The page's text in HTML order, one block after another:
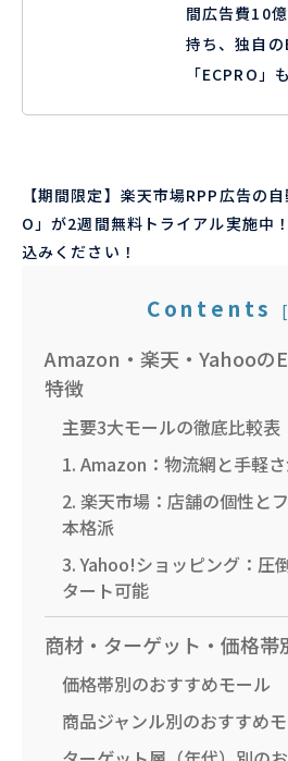
間広告費10
持ち、独自
「ECPRO」
【期間限定】楽天市場RPP広告の
O」が2週間無料トライアル実施中
込みください！
Contents [
Amazon・楽天・Yahooの
特徴
主要3大モールの徹底比較表
1. Amazon：物流網と手軽
2. 楽天市場：店舗の個性と
本格派
3. Yahoo!ショッピング：圧
タート可能
商材・ターゲット・価格帯
価格帯別のおすすめモール
商品ジャンル別のおすすめ